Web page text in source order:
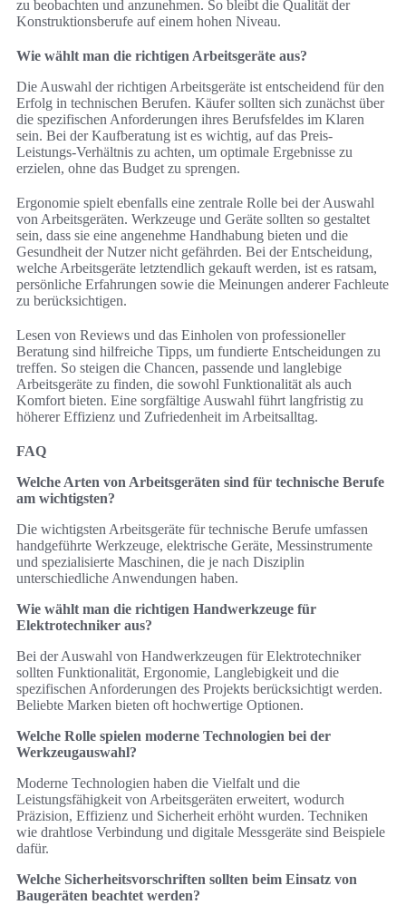
zu beobachten und anzunehmen. So bleibt die Qualität der
Konstruktionsberufe auf einem hohen Niveau.
Wie wählt man die richtigen Arbeitsgeräte aus?
Die Auswahl der richtigen Arbeitsgeräte ist entscheidend für den
Erfolg in technischen Berufen. Käufer sollten sich zunächst über
die spezifischen Anforderungen ihres Berufsfeldes im Klaren
sein. Bei der Kaufberatung ist es wichtig, auf das Preis-
Leistungs-Verhältnis zu achten, um optimale Ergebnisse zu
erzielen, ohne das Budget zu sprengen.
Ergonomie spielt ebenfalls eine zentrale Rolle bei der Auswahl
von Arbeitsgeräten. Werkzeuge und Geräte sollten so gestaltet
sein, dass sie eine angenehme Handhabung bieten und die
Gesundheit der Nutzer nicht gefährden. Bei der Entscheidung,
welche Arbeitsgeräte letztendlich gekauft werden, ist es ratsam,
persönliche Erfahrungen sowie die Meinungen anderer Fachleute
zu berücksichtigen.
Lesen von Reviews und das Einholen von professioneller
Beratung sind hilfreiche Tipps, um fundierte Entscheidungen zu
treffen. So steigen die Chancen, passende und langlebige
Arbeitsgeräte zu finden, die sowohl Funktionalität als auch
Komfort bieten. Eine sorgfältige Auswahl führt langfristig zu
höherer Effizienz und Zufriedenheit im Arbeitsalltag.
FAQ
Welche Arten von Arbeitsgeräten sind für technische Berufe
am wichtigsten?
Die wichtigsten Arbeitsgeräte für technische Berufe umfassen
handgeführte Werkzeuge, elektrische Geräte, Messinstrumente
und spezialisierte Maschinen, die je nach Disziplin
unterschiedliche Anwendungen haben.
Wie wählt man die richtigen Handwerkzeuge für
Elektrotechniker aus?
Bei der Auswahl von Handwerkzeugen für Elektrotechniker
sollten Funktionalität, Ergonomie, Langlebigkeit und die
spezifischen Anforderungen des Projekts berücksichtigt werden.
Beliebte Marken bieten oft hochwertige Optionen.
Welche Rolle spielen moderne Technologien bei der
Werkzeugauswahl?
Moderne Technologien haben die Vielfalt und die
Leistungsfähigkeit von Arbeitsgeräten erweitert, wodurch
Präzision, Effizienz und Sicherheit erhöht wurden. Techniken
wie drahtlose Verbindung und digitale Messgeräte sind Beispiele
dafür.
Welche Sicherheitsvorschriften sollten beim Einsatz von
Baugeräten beachtet werden?